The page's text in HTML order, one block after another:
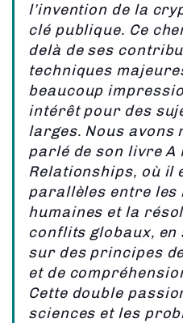
l’invention de la
clé publique. Ce
delà de ses
techniques
beaucoup
intérêt pour des
larges. Nous avons
parlé de son livre A
Relationships, où il
parallèles entre les
humaines et la
conflits globaux, en
sur des principes
et de
Cette double
sciences et les